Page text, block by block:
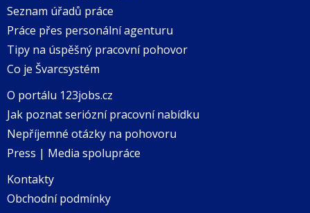
Seznam úřadů práce
Práce přes personální agenturu
Tipy na úspěšný pracovní pohovor
Co je Švarcsystém
O portálu 123jobs.cz
Jak poznat seriózní pracovní nabídku
Nepříjemné otázky na pohovoru
Press | Media spolupráce
Kontakty
Obchodní podmínky